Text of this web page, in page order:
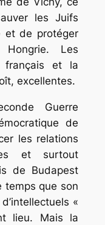
les Juifs
et de protéger
Les
français et la
excellentes.
Guerre
de
les relations
et surtout
de Budapest
temps que son
«
lieu. Mais la